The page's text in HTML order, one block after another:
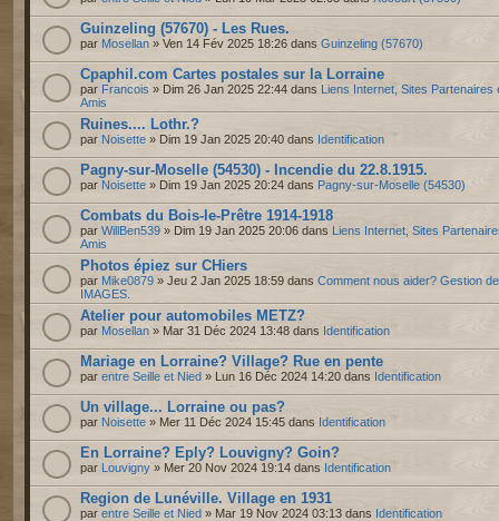
Guinzeling (57670) - Les Rues.
par Mosellan » Ven 14 Fév 2025 18:26 dans Guinzeling (57670)
Cpaphil.com Cartes postales sur la Lorraine
par Francois » Dim 26 Jan 2025 22:44 dans Liens Internet, Sites Partenaires
Amis
Ruines.... Lothr.?
par Noisette » Dim 19 Jan 2025 20:40 dans Identification
Pagny-sur-Moselle (54530) - Incendie du 22.8.1915.
par Noisette » Dim 19 Jan 2025 20:24 dans Pagny-sur-Moselle (54530)
Combats du Bois-le-Prêtre 1914-1918
par WillBen539 » Dim 19 Jan 2025 20:06 dans Liens Internet, Sites
Amis
Photos épiez sur CHiers
par Mike0879 » Jeu 2 Jan 2025 18:59 dans Comment nous aider? Gestion
IMAGES.
Atelier pour automobiles METZ?
par Mosellan » Mar 31 Déc 2024 13:48 dans Identification
Mariage en Lorraine? Village? Rue en pente
par entre Seille et Nied » Lun 16 Déc 2024 14:20 dans Identification
Un village... Lorraine ou pas?
par Noisette » Mer 11 Déc 2024 15:45 dans Identification
En Lorraine? Eply? Louvigny? Goin?
par Louvigny » Mer 20 Nov 2024 19:14 dans Identification
Region de Lunéville. Village en 1931
par entre Seille et Nied » Mar 19 Nov 2024 03:13 dans Identification